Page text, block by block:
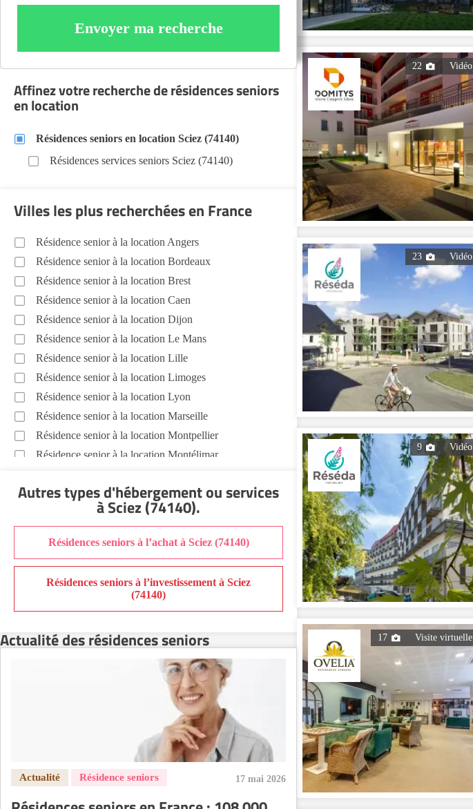
22 Vidéo
23 Vidéo
9 Vidéo
17 Visite virtuelle
Envoyer ma recherche
Affinez votre recherche de résidences seniors
en location
Résidences seniors en location Sciez (74140)
Résidences services seniors Sciez (74140)
Villes les plus recherchées en France
Résidence senior à la location Angers
Résidence senior à la location Bordeaux
Résidence senior à la location Brest
Résidence senior à la location Caen
Résidence senior à la location Dijon
Résidence senior à la location Le Mans
Résidence senior à la location Lille
Résidence senior à la location Limoges
Résidence senior à la location Lyon
Résidence senior à la location Marseille
Résidence senior à la location Montpellier
Résidence senior à la location Montélimar
Résidence senior à la location Nîmes
Résidence senior à la location Orléans
Résidence senior à la location Rennes
Résidence senior à la location Strasbourg
Résidence senior à la location Toulouse
Autres types d'hébergement ou services
à Sciez (74140).
Résidences seniors à l’achat à Sciez (74140)
Résidences seniors à l’investissement à Sciez
(74140)
Actualité des résidences seniors
17 mai 2026